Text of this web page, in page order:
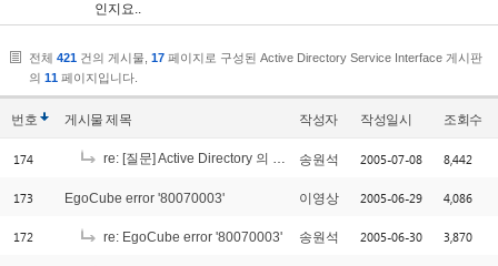
인지요..
전체 421 건의 게시물, 17 페이지로 구성된 Active Directory Service Interface 게시판
의 11 페이지입니다.
번호 게시물제목 작성자 작성일시 조회수
174 re: [질문] Active Directory 의 사용자 계정 가져오기 [2]
송원석 2005-07-08 8,442
173 EgoCube error '80070003' 이영상 2005-06-29 4,086
172 re: EgoCube error '80070003' 송원석 2005-06-30 3,870